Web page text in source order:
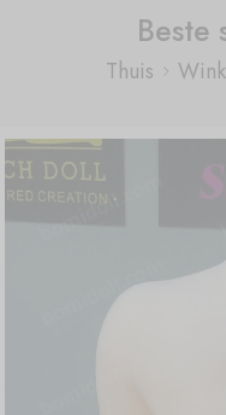
Beste
Thuis